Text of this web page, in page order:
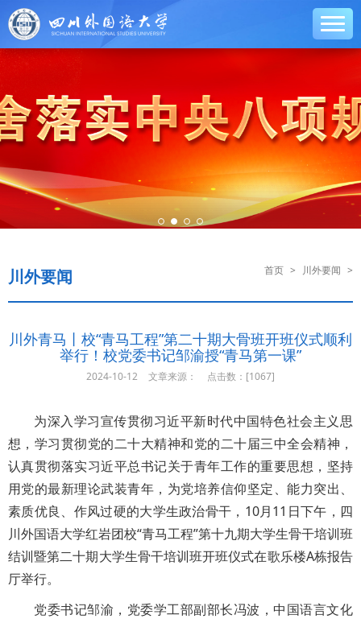
川外要闻 首页 > 川外要闻 >
川外青马丨校“青马工程”第二十期大骨班开班仪式顺利
举行！校党委书记邹渝授“青马第一课”
2024-10-12 文章来源： 点击数：[1067]
为深入学习宣传贯彻习近平新时代中国特色社会主义思
想，学习贯彻党的二十大精神和党的二十届三中全会精神，
认真贯彻落实习近平总书记关于青年工作的重要思想，坚持
用党的最新理论武装青年，为党培养信仰坚定、能力突出、
素质优良、作风过硬的大学生政治骨干，10月11日下午，四
川外国语大学红岩团校“青马工程”第十九期大学生骨干培训班
结训暨第二十期大学生骨干培训班开班仪式在歌乐楼A栋报告
厅举行。
党委书记邹渝，党委学工部副部长冯波，中国语言文化